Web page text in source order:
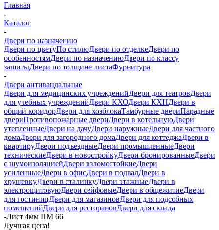
Главная
-
Каталог
-
Двери по назначению
Двери по цветуПо стилюДвери по отделкеДвери по
особенностямДвери по назначениюДвери по классу
защитыДвери по толщине листаФурнитура
-
Двери антивандальные
Двери для медицинских учрежденийДвери для театровДвери
для учебных учрежденийДвери КХОДвери КХНДвери в
общий коридорДвери для хозблокаТамбурные двериПарадные
двериПротивопожарные двериДвери в котельнуюДвери
утепленныеДвери на дачуДвери наружныеДвери для частного
домаДвери для загородного домаДвери для коттеджаДвери в
квартируДвери подъездныеДвери промышленныеДвери
техническиеДвери в новостройкуДвери бронированныеДвери
с шумоизоляциейДвери взломостойкиеДвери
усиленныеДвери в офисДвери в подвалДвери в
хрущевкуДвери в сталинкуДвери этажныеДвери в
электрощитовуюДвери сейфовыеДвери в общежитиеДвери
для гостиницДвери для магазиновДвери для подсобных
помещенийДвери для ресторановДвери для склада
-Лист 4мм ПМ 66
Лучшая цена!